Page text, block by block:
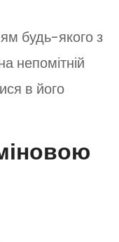
будь-якого з
непомітній
в його